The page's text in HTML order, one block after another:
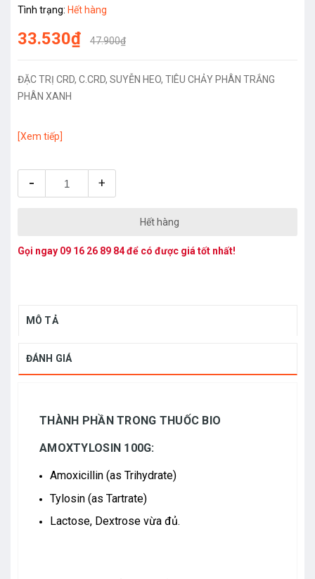
Tình trạng: Hết hàng
33.530₫ 47.900₫
ĐẶC TRỊ CRD, C.CRD, SUYỄN HEO, TIÊU CHẢY PHÂN TRẮNG
PHÂN XANH
[Xem tiếp]
- +
Hết hàng
Gọi ngay 09 16 26 89 84để có được giá tốt nhất!
MÔ TẢ
ĐÁNH GIÁ
THÀNH PHẦN TRONG THUỐC BIO
AMOXTYLOSIN 100G:
Amoxicillin (as Trihydrate)
Tylosin (as Tartrate)
Lactose, Dextrose vừa đủ.